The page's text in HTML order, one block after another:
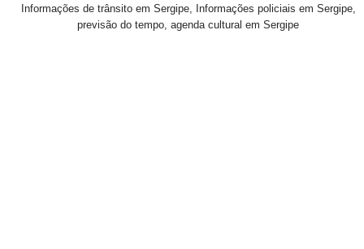
Informações de trânsito em Sergipe, Informações policiais em Sergipe,
previsão do tempo, agenda cultural em Sergipe